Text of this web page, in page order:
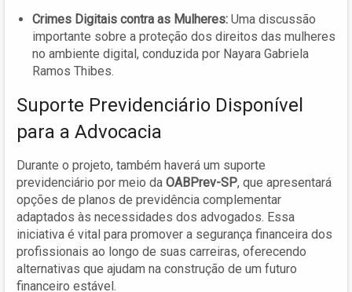
Crimes Digitais contra as Mulheres: Uma discussão
importante sobre a proteção dos direitos das mulheres
no ambiente digital, conduzida por Nayara Gabriela
Ramos Thibes.
Suporte Previdenciário Disponível
para a Advocacia
Durante o projeto, também haverá um suporte
previdenciário por meio da OABPrev-SP, que apresentará
opções de planos de previdência complementar
adaptados às necessidades dos advogados. Essa
iniciativa é vital para promover a segurança financeira dos
profissionais ao longo de suas carreiras, oferecendo
alternativas que ajudam na construção de um futuro
financeiro estável.